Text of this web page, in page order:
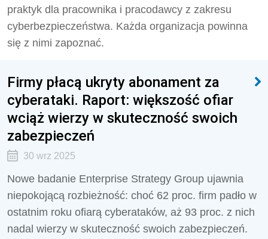
praktyk dla pracownika i pracodawcy z zakresu
cyberbezpieczeństwa. Każda organizacja powinna
się z nimi zapoznać.
Firmy płacą ukryty abonament za
cyberataki. Raport: większość ofiar
wciąż wierzy w skuteczność swoich
zabezpieczeń
30 wrz 2025
Nowe badanie Enterprise Strategy Group ujawnia
niepokojącą rozbieżność: choć 62 proc. firm padło w
ostatnim roku ofiarą cyberataków, aż 93 proc. z nich
nadal wierzy w skuteczność swoich zabezpieczeń.